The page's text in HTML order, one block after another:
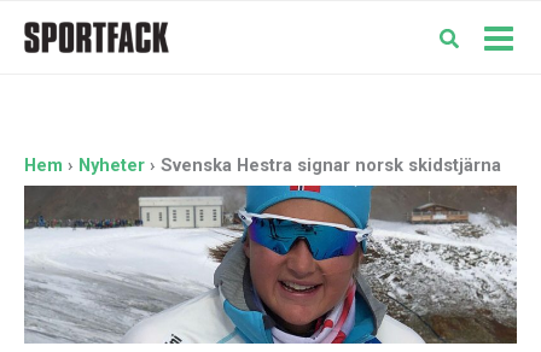
Hem Nyheter Svenska Hestra signar norsk skidstjärna